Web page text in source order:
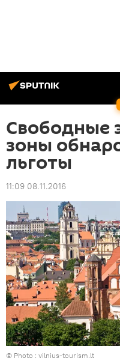
Свободные
зоны
льготы
11:09 08.11.2016
© Photo : vilnius-tourism.lt